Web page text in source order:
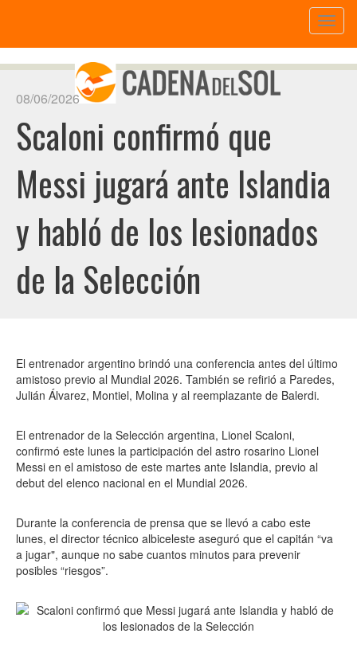
08/06/2026
Scaloni confirmó que
Messi jugará ante Islandia
y habló de los lesionados
de la Selección
El entrenador argentino brindó una conferencia antes del último
amistoso previo al Mundial 2026. También se refirió a Paredes,
Julián Álvarez, Montiel, Molina y al reemplazante de Balerdi.
El entrenador de la Selección argentina, Lionel Scaloni,
confirmó este lunes la participación del astro rosarino Lionel
Messi en el amistoso de este martes ante Islandia, previo al
debut del elenco nacional en el Mundial 2026.
Durante la conferencia de prensa que se llevó a cabo este
lunes, el director técnico albiceleste aseguró que el capitán “va
a jugar", aunque no sabe cuantos minutos para prevenir
posibles “riesgos”.